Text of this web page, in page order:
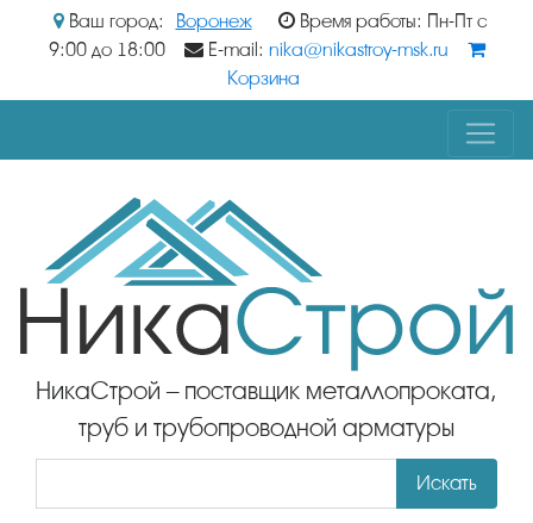
Ваш город: Воронеж
Время работы: Пн-Пт с
9:00 до 18:00
E-mail: nika@nikastroy-msk.ru
Корзина
НикаСтрой – поставщик металлопроката,
труб и трубопроводной арматуры
Искать